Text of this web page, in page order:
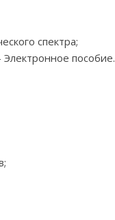
спектра;
пособие.